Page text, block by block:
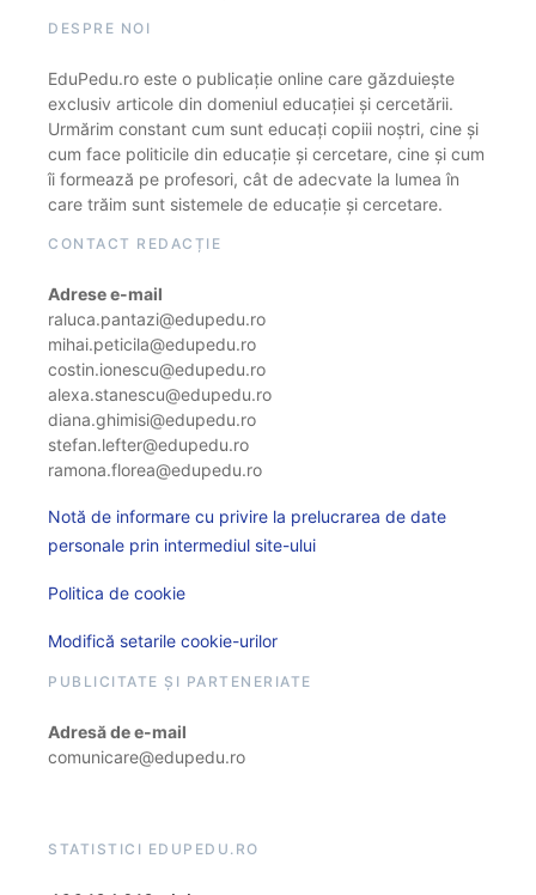
DESPRE NOI
EduPedu.ro este o publicație online care găzduiește
exclusiv articole din domeniul educației și cercetării.
Urmărim constant cum sunt educați copiii noștri, cine și
cum face politicile din educație și cercetare, cine și cum
îi formează pe profesori, cât de adecvate la lumea în
care trăim sunt sistemele de educație și cercetare.
CONTACT REDACȚIE
Adrese e-mail
raluca.pantazi@edupedu.ro
mihai.peticila@edupedu.ro
costin.ionescu@edupedu.ro
alexa.stanescu@edupedu.ro
diana.ghimisi@edupedu.ro
stefan.lefter@edupedu.ro
ramona.florea@edupedu.ro
Notă de informare cu privire la prelucrarea de date
personale prin intermediul site-ului
Politica de cookie
Modifică setarile cookie-urilor
PUBLICITATE ȘI PARTENERIATE
Adresă de e-mail
comunicare@edupedu.ro
STATISTICI EDUPEDU.RO